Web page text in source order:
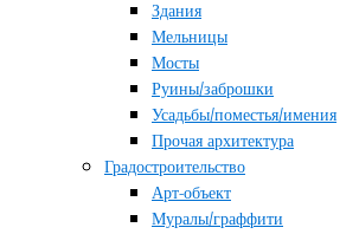
Здания
Мельницы
Мосты
Руины/заброшки
Усадьбы/поместья/имения
Прочая архитектура
Градостроительство
Арт-объект
Муралы/граффити